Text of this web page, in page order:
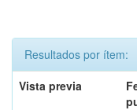
Resultados por ítem:
Vista previa